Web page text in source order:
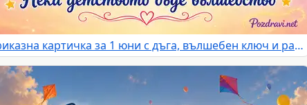
Приказна картичка за 1 юни с дъга, вълшебен ключ и радостно детство